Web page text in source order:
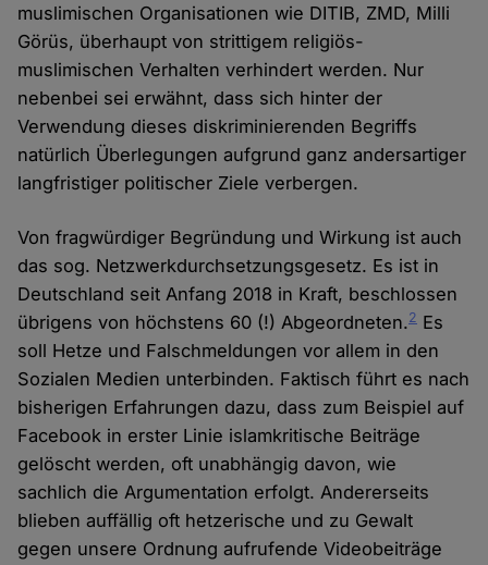
muslimischen Organisationen wie DITIB, ZMD, Milli
Görüs, überhaupt von strittigem religiös-
muslimischen Verhalten verhindert werden. Nur
nebenbei sei erwähnt, dass sich hinter der
Verwendung dieses diskriminierenden Begriffs
natürlich Überlegungen aufgrund ganz andersartiger
langfristiger politischer Ziele verbergen.
Von fragwürdiger Begründung und Wirkung ist auch
das sog. Netzwerkdurchsetzungsgesetz. Es ist in
Deutschland seit Anfang 2018 in Kraft, beschlossen
übrigens von höchstens 60 (!) Abgeordneten.2 Es
soll Hetze und Falschmeldungen vor allem in den
Sozialen Medien unterbinden. Faktisch führt es nach
bisherigen Erfahrungen dazu, dass zum Beispiel auf
Facebook in erster Linie islamkritische Beiträge
gelöscht werden, oft unabhängig davon, wie
sachlich die Argumentation erfolgt. Andererseits
blieben auffällig oft hetzerische und zu Gewalt
gegen unsere Ordnung aufrufende Videobeiträge